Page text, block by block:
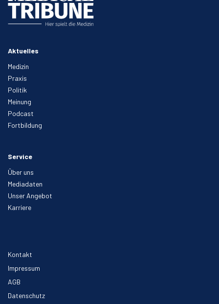
Aktuelles
Medizin
Praxis
Politik
Meinung
Podcast
Fortbildung
Service
Über uns
Mediadaten
Unser Angebot
Karriere
Kontakt
Impressum
AGB
Datenschutz